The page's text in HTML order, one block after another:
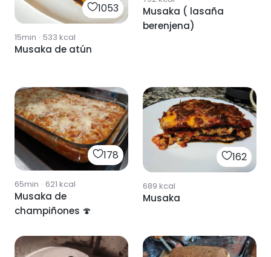
1053
15min · 533 kcal
Musaka de atún
Musaka ( lasaña
berenjena)
178
65min · 621 kcal
Musaka de
champiñones 🍄
162
689 kcal
Musaka